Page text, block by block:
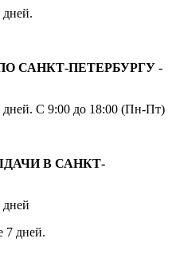
дней.
САНКТ-ПЕТЕРБУРГУ -
дней. С 9:00 до 18:00 (Пн-Пт)
В САНКТ-
дней
7 дней.